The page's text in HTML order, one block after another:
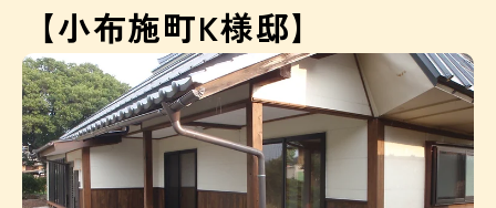
【小布施町K様邸】